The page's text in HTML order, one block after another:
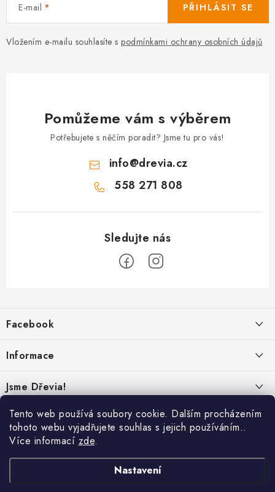
Tento web používá soubory cookie. Dalším procházením
tohoto webu vyjadřujete souhlas s jejich používáním..
Více informací zde.
Nastavení
E-mail
Vložením e-mailu souhlasíte s podmínkami ochrany osobních údajů
PŘIHLÁSIT SE
Pomůžeme vám s výběrem
Potřebujete s něčím poradit? Jsme tu pro vás!
info@drevia.cz
558 271 808
p
a
Facebook
Informace
Reklamace & vrácení
Jsme Dřevia!
Kontakt
Náš příběh
Udržitelnost
Nabídka pro firmy